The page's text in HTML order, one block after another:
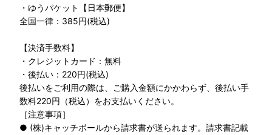
・ゆうパケット【日本郵便】
全国一律：385円(税込)
【決済手数料】
・クレジットカード：無料
・後払い：220円(税込)
後払いをご利用の際は、ご購入金額にかかわらず、後払い手
数料220円（税込）をお支払いください。
［注意事項］
● (株)キャッチボールから請求書が送られます。請求書記載